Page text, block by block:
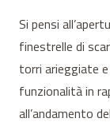
Si pensi
finestrelle di
torri arieggiate
funzionalità in
all’andamento